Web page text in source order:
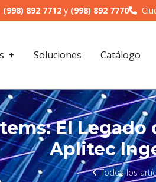
(998) 892 7712 y (998) 892 7770
Soluciones Catálogo
El
Aplitec
Todos los